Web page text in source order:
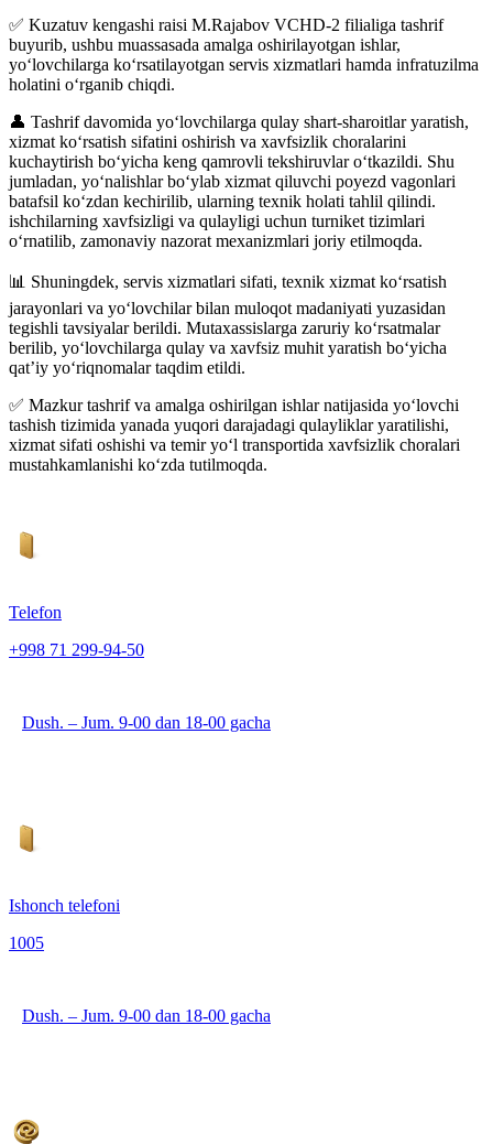
✅ Kuzatuv kengashi raisi M.Rajabov VCHD-2 filialiga tashrif
buyurib, ushbu muassasada amalga oshirilayotgan ishlar,
yo‘lovchilarga ko‘rsatilayotgan servis xizmatlari hamda infratuzilma
holatini o‘rganib chiqdi.
👤 Tashrif davomida yo‘lovchilarga qulay shart-sharoitlar yaratish,
xizmat ko‘rsatish sifatini oshirish va xavfsizlik choralarini
kuchaytirish bo‘yicha keng qamrovli tekshiruvlar o‘tkazildi. Shu
jumladan, yo‘nalishlar bo‘ylab xizmat qiluvchi poyezd vagonlari
batafsil ko‘zdan kechirilib, ularning texnik holati tahlil qilindi.
ishchilarning xavfsizligi va qulayligi uchun turniket tizimlari
o‘rnatilib, zamonaviy nazorat mexanizmlari joriy etilmoqda.
📊 Shuningdek, servis xizmatlari sifati, texnik xizmat ko‘rsatish
jarayonlari va yo‘lovchilar bilan muloqot madaniyati yuzasidan
tegishli tavsiyalar berildi. Mutaxassislarga zaruriy ko‘rsatmalar
berilib, yo‘lovchilarga qulay va xavfsiz muhit yaratish bo‘yicha
qat’iy yo‘riqnomalar taqdim etildi.
✅ Mazkur tashrif va amalga oshirilgan ishlar natijasida yo‘lovchi
tashish tizimida yanada yuqori darajadagi qulayliklar yaratilishi,
xizmat sifati oshishi va temir yo‘l transportida xavfsizlik choralari
mustahkamlanishi ko‘zda tutilmoqda.
Telefon
+998 71 299-94-50
Dush. – Jum. 9-00 dan 18-00 gacha
Ishonch telefoni
1005
Dush. – Jum. 9-00 dan 18-00 gacha